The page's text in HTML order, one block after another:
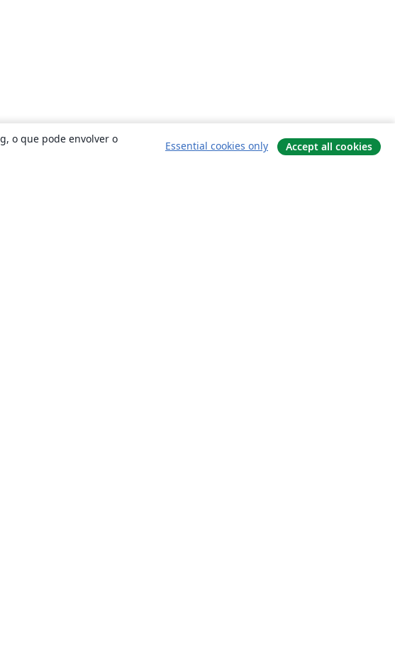
o que pode envolver o
Essential cookies only Accept all cookies